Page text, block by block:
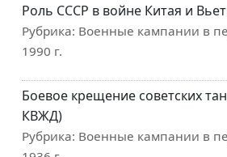
Роль СССР в войне Китая и
Рубрика: Военные кампании в
1990 г.
Боевое крещение советских
КВЖД)
Рубрика: Военные кампании в